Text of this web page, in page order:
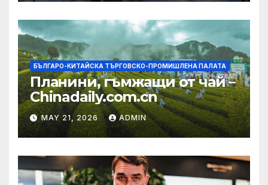
БЪЛГАРО-КИТАЙСКА ТЪРГОВСКО-ПРОМИШЛЕНА ПАЛАТА
Планини, гъмжащи от чай –
Chinadaily.com.cn
MAY 21, 2026 ADMIN